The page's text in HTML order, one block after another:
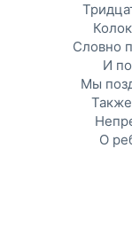
Словно
И
Мы
О